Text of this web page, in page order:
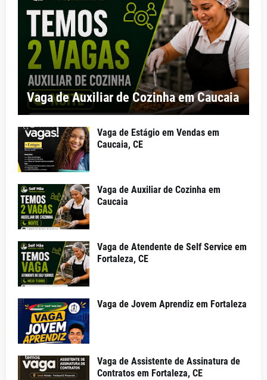
Vaga de Auxiliar de Cozinha em Caucaia
Vaga de Estágio em Vendas em
Caucaia, CE
Vaga de Auxiliar de Cozinha em
Caucaia
Vaga de Atendente de Self Service em
Fortaleza, CE
Vaga de Jovem Aprendiz em Fortaleza
Vaga de Assistente de Assinatura de
Contratos em Fortaleza, CE